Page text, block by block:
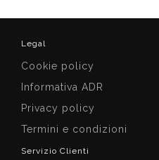
Legal
Cookie policy
Informativa ADR
Privacy policy
Termini e condizioni
Servizio Clienti